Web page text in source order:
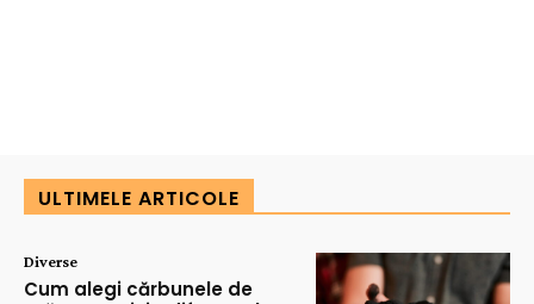
ULTIMELE ARTICOLE
Diverse
Cum alegi cărbunele de